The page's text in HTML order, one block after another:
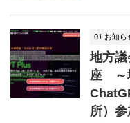
01 お知ら
地方
座 ～
所）